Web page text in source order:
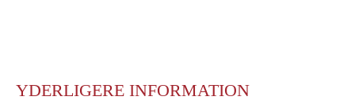
YDERLIGERE INFORMATION